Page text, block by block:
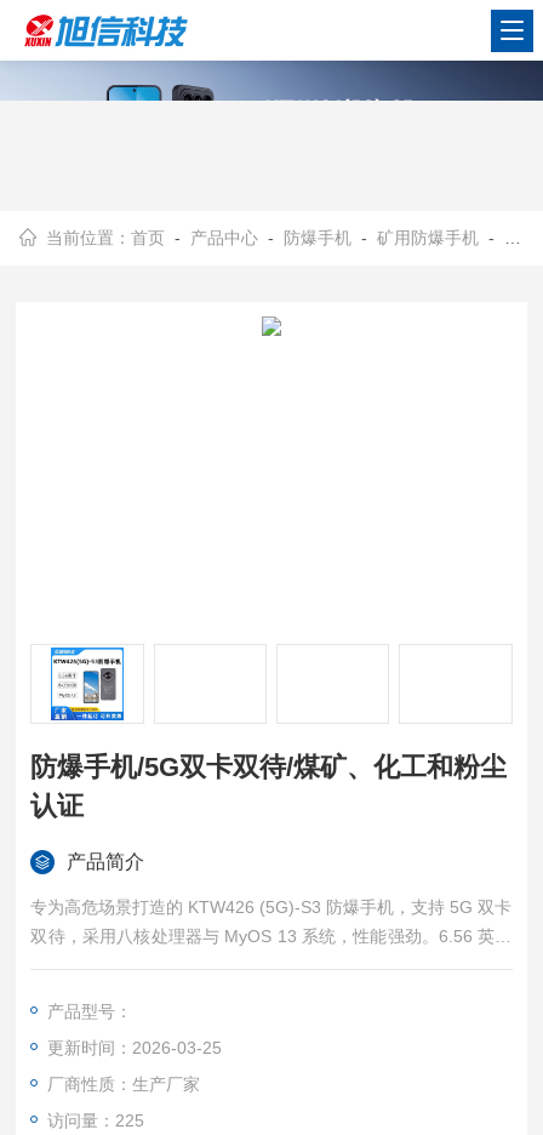
当前位置：首页 - 产品中心 - 防爆手机 -矿用防爆手机 - 防爆手机/5G双卡双待/煤矿、化工和粉尘认证
防爆手机/5G双卡双待/煤矿、化工和粉尘
认证
产品简介
专为高危场景打造的 KTW426 (5G)-S3 防爆手机，支持 5G 双卡
双待，采用八核处理器与 MyOS 13 系统，性能强劲。6.56 英寸
高清大屏，显示清晰。环形摄像头成像出色，超大内存存储无
实用又安全。防爆手机/5G双卡双待/煤矿、化工和粉尘认证
产品型号：
更新时间：2026-03-25
厂商性质：生产厂家
访问量：225